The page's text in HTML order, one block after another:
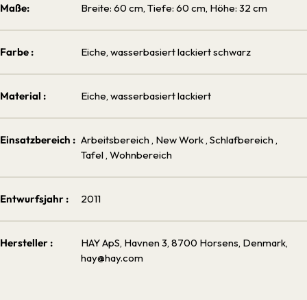
Maße: Breite: 60 cm, Tiefe: 60 cm, Höhe: 32 cm
Farbe : Eiche, wasserbasiert lackiert schwarz
Material : Eiche, wasserbasiert lackiert
Einsatzbereich : Arbeitsbereich , New Work , Schlafbereich ,
Tafel , Wohnbereich
Entwurfsjahr : 2011
Hersteller :
HAY ApS, Havnen 3, 8700 Horsens, Denmark,
hay@hay.com